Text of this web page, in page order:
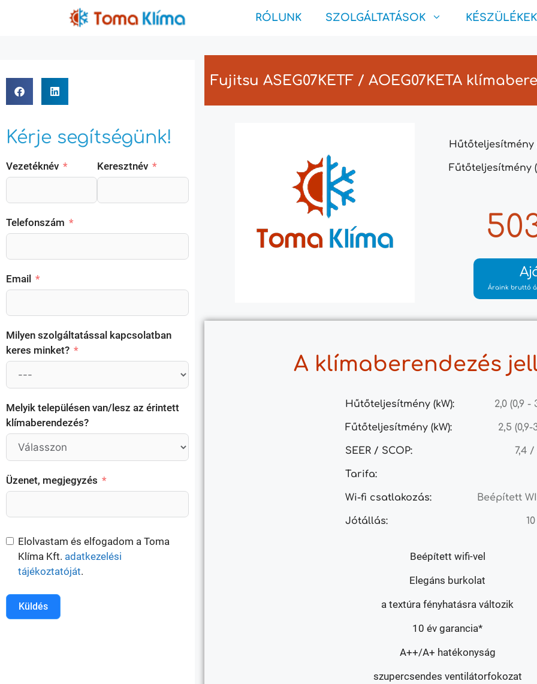
RÓLUNK SZOLGÁLTATÁSOK KÉSZÜLÉKEK
Kérje segítségünk!
Vezetéknév Keresztnév
Telefonszám
Email
Milyen szolgáltatással kapcsolatban
keres minket?
Melyik településen van/lesz az érintett
klímaberendezés?
Üzenet, megjegyzés
Elolvastam és elfogadom a Toma
Klíma Kft. adatkezelési
tájékoztatóját.
Küldés
Fujitsu ASEG07KETF / AOEG07KETA
Hűtőteljesítmény
Fűtőteljesítmény
Áraink bruttó
A klímaberendezés
Hűtőteljesítmény (kW): 2,0 (0,9 -
Fűtőteljesítmény (kW): 2,5 (0,9-
SEER / SCOP: 7,4 /
Tarifa:
Wi-fi csatlakozás: Beépített
Jótállás:
Beépített wifi-vel
Elegáns burkolat
a textúra fényhatásra változik
10 év garancia*
A++/A+ hatékonyság
szupercsendes ventilátorfokozat